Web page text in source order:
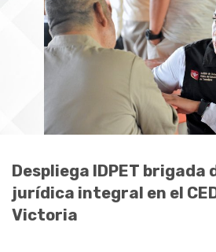
Despliega IDPET brigada
jurídica integral en el
Victoria